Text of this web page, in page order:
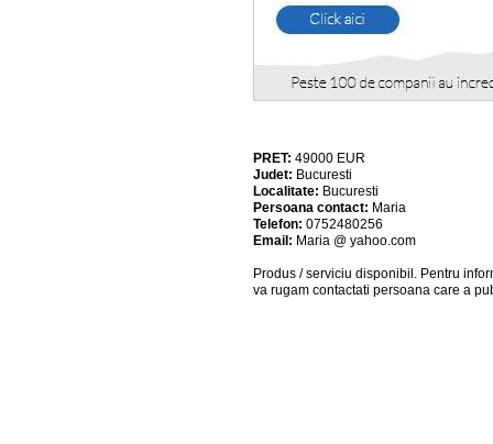
PRET: 49000 EUR
Judet: Bucuresti
Localitate: Bucuresti
Persoana contact: Maria
Telefon: 0752480256
Email: Maria @ yahoo.com
Produs / serviciu disponibil . Pentru
va rugam contactati persoana care a